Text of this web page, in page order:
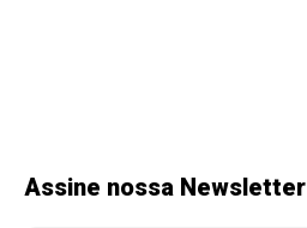
Assine nossa Newsletter